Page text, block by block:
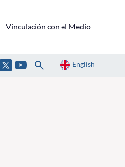
Vinculación con el Medio
English